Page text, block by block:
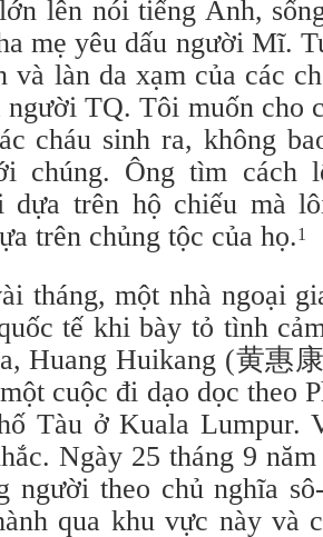
lớn lên nói tiếng Anh,
mẹ yêu dấu người Mĩ.
và làn da xạm của các
người TQ. Tôi muốn cho
cháu sinh ra, không
chúng. Ông tìm cách
dựa trên hộ chiếu mà
trên chủng tộc của họ.1
tháng, một nhà ngoại
tế khi bày tỏ tình
Huang Huikang (黄惠
cuộc đi dạo dọc theo
Tàu ở Kuala Lumpur.
Ngày 25 tháng 9
người theo chủ nghĩa
qua khu vực này và